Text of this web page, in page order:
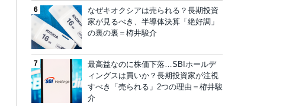
なぜキオクシアは売られる？長期投資
家が見るべき、半導体決算「絶好調」
の裏の裏＝栫井駿介
最高益なのに株価下落…SBIホールデ
ィングスは買いか？長期投資家が注視
すべき「売られる」2つの理由＝栫井駿
介